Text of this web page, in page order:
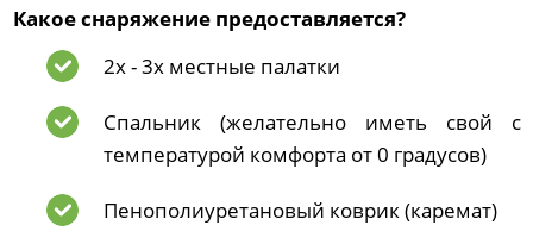
Какое снаряжение предоставляется?
2х - 3х местные палатки
Спальник (желательно иметь свой с
температурой комфорта от 0 градусов)
Пенополиуретановый коврик (каремат)